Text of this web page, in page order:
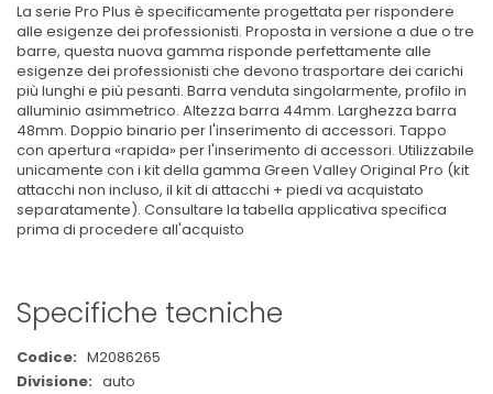
La serie Pro Plus è specificamente progettata per rispondere
alle esigenze dei professionisti. Proposta in versione a due o tre
barre, questa nuova gamma risponde perfettamente alle
esigenze dei professionisti che devono trasportare dei carichi
più lunghi e più pesanti. Barra venduta singolarmente, profilo in
alluminio asimmetrico. Altezza barra 44mm. Larghezza barra
48mm. Doppio binario per l'inserimento di accessori. Tappo
con apertura «rapida» per l'inserimento di accessori. Utilizzabile
unicamente con i kit della gamma Green Valley Original Pro (kit
attacchi non incluso, il kit di attacchi + piedi va acquistato
separatamente). Consultare la tabella applicativa specifica
prima di procedere all'acquisto
Specifiche tecniche
Maggiori
Informazioni
M2086265
auto